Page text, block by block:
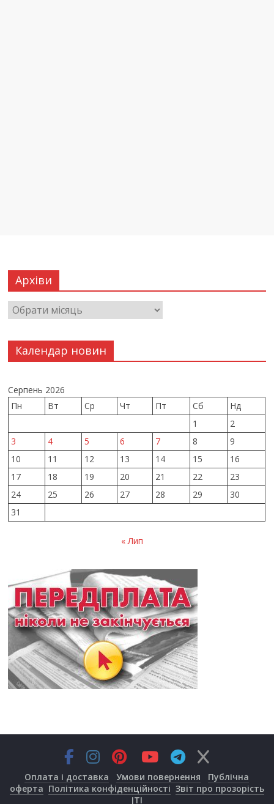
Архіви
Календар новин
Серпень 2026
Пн
Вт Ср Чт Пт Сб
Нд
1
2
3
4 5 6 7 8
9
10
11 12 13 14 15
16
17
18 19 20 21 22
23
24
25 26 27 28 29
30
31
« Лип
Оплата і доставка Умови повернення
Публічна
оферта Політика конфіденційності Звіт про прозорість
JTI